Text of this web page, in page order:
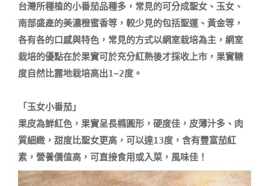
台灣所種植的小番茄品種多，常見的可分成聖女、玉女、
南部盛產的美濃橙蜜香等，較少見的包括聖運、黃金等，
各有各的口感與特色，常見的方式以網室栽培為主，網室
栽培的優點在於果實可於充分紅熟後才採收上市，果實糖
度自然比露地栽培高出1∼2度。
「玉女小番茄」
果皮為鮮紅色，果實呈長橢圓形，硬度佳，皮薄汁多、肉
質細緻，甜度比聖女更高，可以達13度，含有豐富茄紅